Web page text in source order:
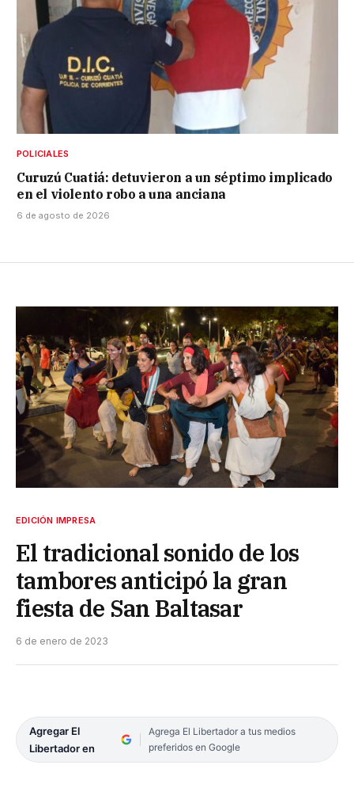
POLICIALES
Curuzú Cuatiá: detuvieron a un séptimo implicado
en el violento robo a una anciana
6 de agosto de 2026
EDICIÓN IMPRESA
El tradicional sonido de los
tambores anticipó la gran
fiesta de San Baltasar
6 de enero de 2023
Agregar El
Libertador en
Agrega El Libertador a tus medios
preferidos en Google